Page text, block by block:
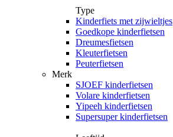
Type
Kinderfiets met zijwieltjes
Goedkope kinderfietsen
Dreumesfietsen
Kleuterfietsen
Peuterfietsen
Merk
SJOEF kinderfietsen
Volare kinderfietsen
Yipeeh kinderfietsen
Supersuper kinderfietsen